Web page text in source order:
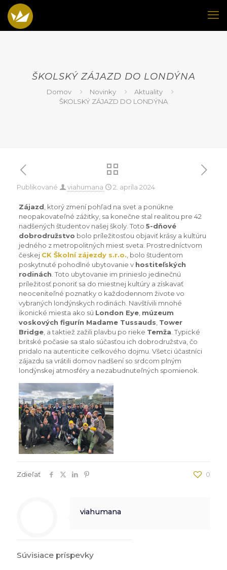
ŠKOLSKÝ ZÁJAZD DO LONDÝNA
Domov Novinky
Aktuality
ŠKOLSKÝ ZÁJAZD DO LONDÝNA
Publikované viahumana 2. apríla 2024
Zájazd , ktorý zmení pohľad na svet a ponúkne
neopakovateľné zážitky, sa konečne stal realitou pre 42
nadšených študentov našej školy. Toto 5-dňové
dobrodružstvo bolo príležitosťou objaviť krásy a kultúru
jedného z metropolitných miest sveta. Prostredníctvom
českej CK Školní zájezdy s.r.o. , bolo študentom
poskytnuté pohodlné ubytovanie v hostiteľských
rodinách . Toto ubytovanie im prinieslo jedinečnú
príležitosť ponoriť sa do miestnej kultúry a získavať
neoceniteľné poznatky o každodennom živote vo
vybraných londýnskych rodinách. Navštívili mnohé
ikonické miesta ako sú London Eye, múzeum
voskových figurín Madame Tussauds Tower
Bridge, a taktiež zažili plavbu po rieke Temža . Typické
britské počasie sa stalo súčasťou ich dobrodružstva, čo
pridalo na autenticite celkového dojmu. Všetci účastníci
zájazdu sa vrátili domov nadšení so srdcom plným
londýnskej atmosféry a nezabudnuteľných spomienok.
Zdieľať 0
viahumana
Súvisiace príspevky